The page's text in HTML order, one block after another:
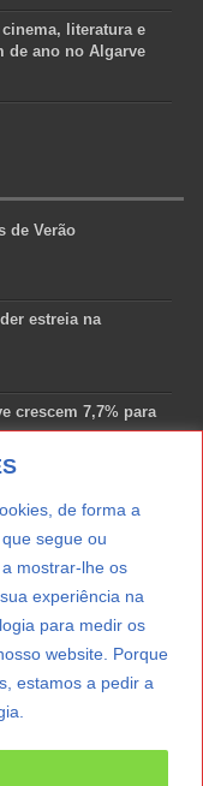
de forma a
segue ou
mostrar-lhe os
experiência na
para medir os
website. Porque
estamos a pedir a
literatura e
de ano no Algarve
de Verão
estreia na
crescem 7,7% para
colheita reforça
Setúbal recebe